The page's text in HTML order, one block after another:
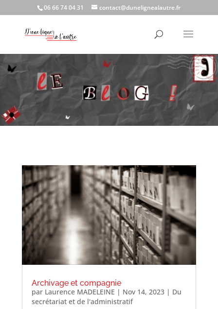
06 66 74 04 31 contact@dunelignealautre.fr
Archivage et compagnie
par Laurence MADELEINE | Nov 14, 2023| Du
secrétariat et de l'administratif